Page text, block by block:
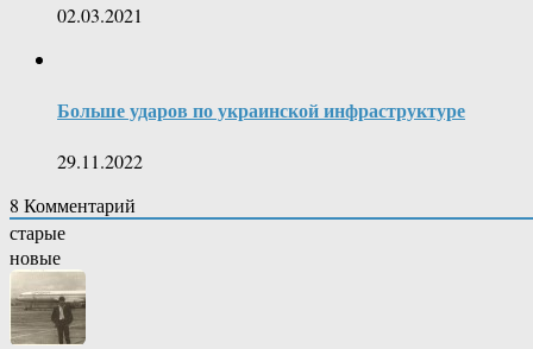
02.03.2021
Больше ударов по украинской инфраструктуре
29.11.2022
8 Комментарий
старые
новые